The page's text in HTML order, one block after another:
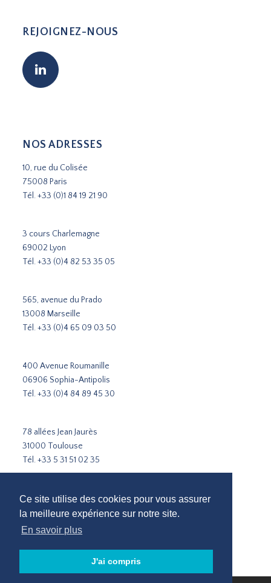
Ce site utilise des cookies pour vous assurer
la meilleure expérience sur notre site.
En savoir plus
J'ai compris
REJOIGNEZ-NOUS
NOS ADRESSES
10, rue du Colisée
75008 Paris
Tél.+33 (0)1 84 19 21 90
3 cours Charlemagne
69002 Lyon
Tél.+33 (0)4 82 53 35 05
565, avenue du Prado
13008 Marseille
Tél.+33 (0)4 65 09 03 50
400 Avenue Roumanille
06906 Sophia-Antipolis
Tél.+33 (0)4 84 89 45 30
78 allées Jean Jaurès
31000 Toulouse
Tél.+33 5 31 51 02 35
Cabinet de recrutement Paris
Cabinet de recrutement Lyon
Recrutement Sophia-Antipolis
Cabinet de recrutement Toulouse